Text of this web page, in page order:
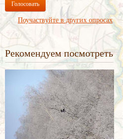
Голосовать
Поучаствуйте в других опросах
Рекомендуем посмотреть